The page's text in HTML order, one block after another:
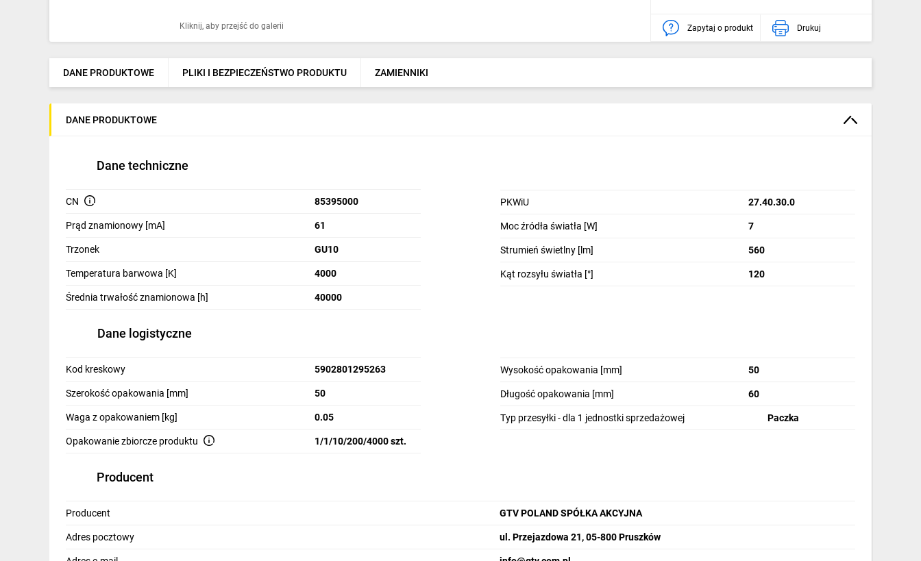
Ogrzewanie
Elektronarzędzia i mierniki
Dom i ogród
Odzież ochronna i BHP
Elektronika
Wentylacja i rekuperacja
Kliknij, aby przejść do galerii Zapytaj o produkt Drukuj
DANE PRODUKTOWE PLIKI I BEZPIECZEŃSTWO PRODUKTU ZAMIENNIKI
DANE PRODUKTOWE
Dane techniczne
CN 85395000
Prąd znamionowy [mA] 61
Trzonek GU10
Temperatura barwowa [K] 4000
Średnia trwałość znamionowa [h] 40000
PKWiU 27.40.30.0
Moc źródła światła [W] 7
Strumień świetlny [lm] 560
Kąt rozsyłu światła [°] 120
Dane logistyczne
Kod kreskowy 5902801295263
Szerokość opakowania [mm] 50
Waga z opakowaniem [kg] 0.05
Opakowanie zbiorcze produktu 1/1/10/200/4000 szt.
Wysokość opakowania [mm] 50
Długość opakowania [mm] 60
Typ przesyłki - dla 1 jednostki sprzedażowej Paczka
Producent
Producent GTV POLAND SPÓŁKA AKCYJNA
Adres pocztowy ul. Przejazdowa 21, 05-800 Pruszków